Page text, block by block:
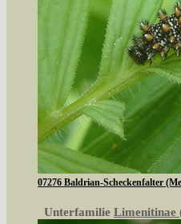
07276 Baldrian-Scheckenfalter
Unterfamilie Limenitinae